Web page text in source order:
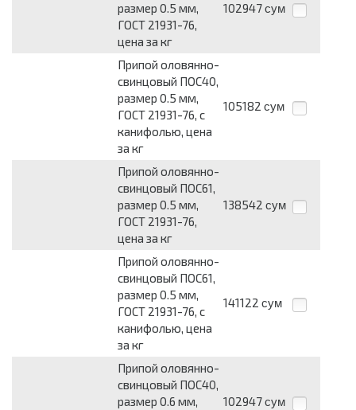
размер 0.5 мм,
ГОСТ 21931-76,
цена за кг
102947 сум
Припой оловянно-
свинцовый ПОС40,
размер 0.5 мм,
ГОСТ 21931-76, с
канифолью, цена
за кг
105182 сум
Припой оловянно-
свинцовый ПОС61,
размер 0.5 мм,
ГОСТ 21931-76,
цена за кг
138542 сум
Припой оловянно-
свинцовый ПОС61,
размер 0.5 мм,
ГОСТ 21931-76, с
канифолью, цена
за кг
141122 сум
Припой оловянно-
свинцовый ПОС40,
размер 0.6 мм,
102947 сум